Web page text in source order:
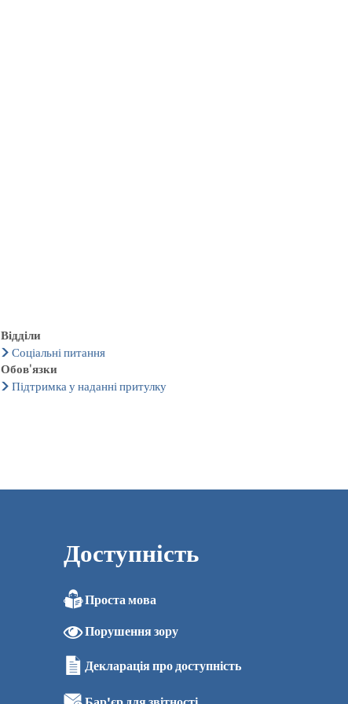
Відділи
Соціальні питання
Обов'язки
Підтримка у наданні притулку
Доступність
Проста мова
Порушення зору
Декларація про доступність